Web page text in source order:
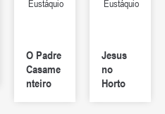
Eustáquio
O Padre
Casame
nteiro
Eustáquio
Jesus
no
Horto